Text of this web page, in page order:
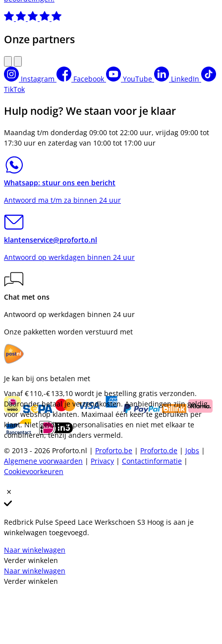
Onze partners
Instagram Facebook YouTube
LinkedIn
TikTok
Hulp nodig? We staan voor je klaar
Maandag t/m donderdag 09:00 tot 22:00 uur, vrijdag 09:00 tot
17:30 uur en zaterdag van 10:00 tot 17:00 uur
Whatsapp: stuur ons een bericht
Antwoord ma t/m za binnen 24 uur
klantenservice@proforto.nl
Antwoord op werkdagen binnen 24 uur
Chat met ons
Antwoord op werkdagen binnen 24 uur
Onze pakketten worden verstuurd met
Je kan bij ons betalen met
Vanaf€ 110,-€ 133,10 wordt je bestelling gratis verzonden.
Daaronder betaal je verzendkosten. Aanbiedingen zijn geldig
voor webshop klanten. Maximaal één keer te gebruiken per
klant. Niet geldig op personalisaties en niet met elkaar te
combineren, tenzij anders vermeld.
© 2013 - 2026 Proforto.nl | Proforto.be | Proforto.de | Jobs |
Algemene voorwaarden | Privacy | Contactinformatie |
Cookievoorkeuren
Redbrick Pulse Speed Lace Werkschoen S3 Hoog is aan je
winkelwagen toegevoegd.
Naar winkelwagen
Verder winkelen
Naar winkelwagen
Verder winkelen